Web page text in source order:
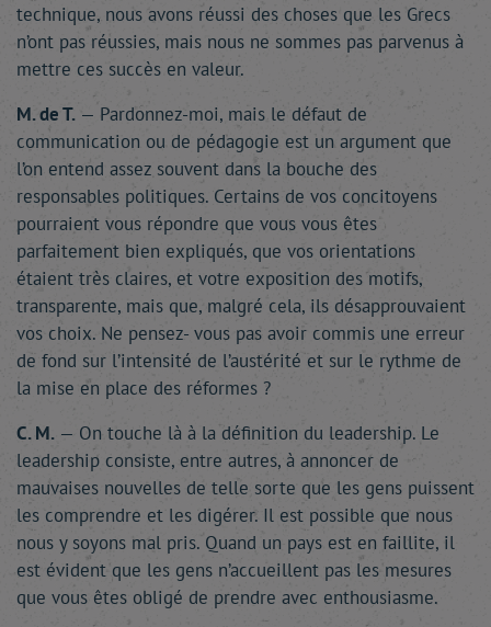
technique, nous avons réussi des choses que les Grecs
n’ont pas réussies, mais nous ne sommes pas parvenus à
mettre ces succès en valeur.
M. de T. — Pardonnez-moi, mais le défaut de
communication ou de pédagogie est un argument que
l’on entend assez souvent dans la bouche des
responsables politiques. Certains de vos concitoyens
pourraient vous répondre que vous vous êtes
parfaitement bien expliqués, que vos orientations
étaient très claires, et votre exposition des motifs,
transparente, mais que, malgré cela, ils désapprouvaient
vos choix. Ne pensez- vous pas avoir commis une erreur
de fond sur l’intensité de l’austérité et sur le rythme de
la mise en place des réformes ?
C. M. — On touche là à la définition du leadership. Le
leadership consiste, entre autres, à annoncer de
mauvaises nouvelles de telle sorte que les gens puissent
les comprendre et les digérer. Il est possible que nous
nous y soyons mal pris. Quand un pays est en faillite, il
est évident que les gens n’accueillent pas les mesures
que vous êtes obligé de prendre avec enthousiasme.